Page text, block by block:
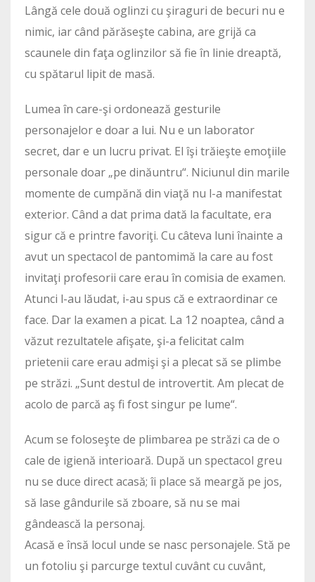
Lângă cele două oglinzi cu şiraguri de becuri nu e
nimic, iar când părăseşte cabina, are grijă ca
scaunele din faţa oglinzilor să fie în linie dreaptă,
cu spătarul lipit de masă.
Lumea în care-şi ordonează gesturile
personajelor e doar a lui. Nu e un laborator
secret, dar e un lucru privat. El îşi trăieşte emoţiile
personale doar „pe dinăuntru“. Niciunul din marile
momente de cumpănă din viaţă nu l-a manifestat
exterior. Când a dat prima dată la facultate, era
sigur că e printre favoriţi. Cu câteva luni înainte a
avut un spectacol de pantomimă la care au fost
invitaţi profesorii care erau în comisia de examen.
Atunci l-au lăudat, i-au spus că e extraordinar ce
face. Dar la examen a picat. La 12 noaptea, când a
văzut rezultatele afişate, şi-a felicitat calm
prietenii care erau admişi şi a plecat să se plimbe
pe străzi. „Sunt destul de introvertit. Am plecat de
acolo de parcă aş fi fost singur pe lume“.
Acum se foloseşte de plimbarea pe străzi ca de o
cale de igienă interioară. După un spectacol greu
nu se duce direct acasă; îi place să meargă pe jos,
să lase gândurile să zboare, să nu se mai
gândească la personaj.
Acasă e însă locul unde se nasc personajele. Stă pe
un fotoliu şi parcurge textul cuvânt cu cuvânt,